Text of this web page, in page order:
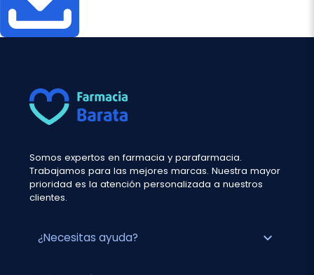
Somos expertos en farmacia y parafarmacia.
Trabajamos para las mejores marcas. Nuestra mayor
prioridad es la atención personalizada a nuestros
clientes.
¿Necesitas ayuda? expand_more